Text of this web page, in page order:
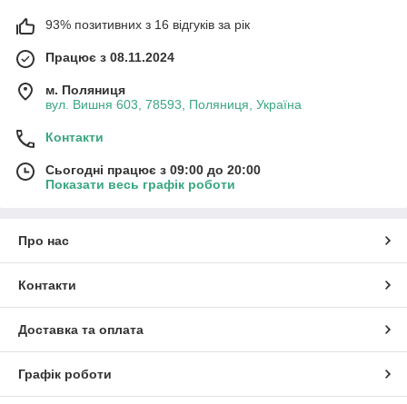
93% позитивних з 16 відгуків за рік
Працює з 08.11.2024
м. Поляниця
вул. Вишня 603, 78593, Поляниця, Україна
Контакти
Сьогодні працює з 09:00 до 20:00
Показати весь графік роботи
Про нас
Контакти
Доставка та оплата
Графік роботи